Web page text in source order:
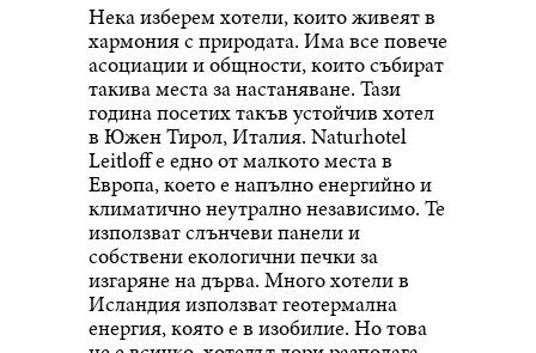
Нека изберем хотели, които живеят в
хармония с природата. Има все повече
асоциации и общности, които събират
такива места за настаняване. Тази
година посетих такъв устойчив хотел
в Южен Тирол, Италия. Naturhotel
Leitloff е едно от малкото места в
Европа, което е напълно енергийно и
климатично неутрално независимо. Те
използват слънчеви панели и
собствени екологични печки за
изгаряне на дърва. Много хотели в
Исландия използват геотермална
енергия, която е в изобилие. Но това